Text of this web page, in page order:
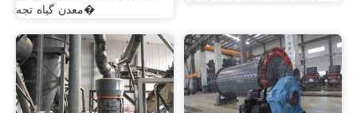
معدن گیاه تجه�